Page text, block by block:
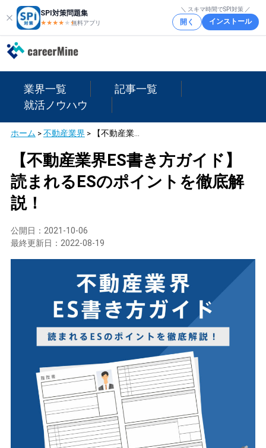
SPI対策問題集
★★★★ ★★
無料アプリ
＼ スキマ時間でSPI対策 ／
開く インストール
業界一覧
記事一覧
就活ノウハウ
ホーム >不動産業界 > 【不動産業界ES書き方ガイド】読まれるESのポイントを徹底解説！
【不動産業界ES書き方ガイド】
読まれるESのポイントを徹底解
説！
公開日： 2021-10-06
最終更新日： 2022-08-19